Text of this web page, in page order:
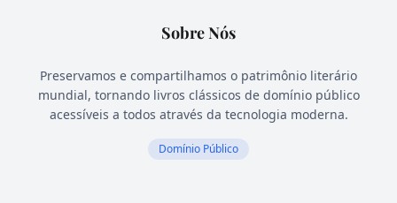
Sobre Nós
Preservamos e compartilhamos o patrimônio literário
mundial, tornando livros clássicos de domínio público
acessíveis a todos através da tecnologia moderna.
Domínio Público